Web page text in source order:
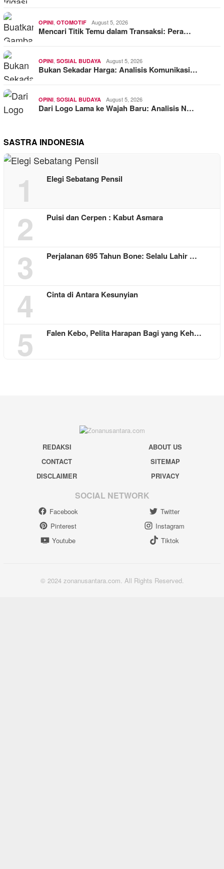
OPINI, OTOMOTIF August 5, 2026
Mencari Titik Temu dalam Transaksi: Pera…
OPINI, SOSIAL BUDAYA August 5, 2026
Bukan Sekadar Harga: Analisis Komunikasi…
OPINI, SOSIAL BUDAYA August 5, 2026
Dari Logo Lama ke Wajah Baru: Analisis N…
SASTRA INDONESIA
1 Elegi Sebatang Pensil
2 Puisi dan Cerpen : Kabut Asmara
3 Perjalanan 695 Tahun Bone: Selalu Lahir …
4 Cinta di Antara Kesunyian
5 Falen Kebo, Pelita Harapan Bagi yang Keh…
REDAKSI
ABOUT US
CONTACT
SITEMAP
DISCLAIMER
PRIVACY
SOCIAL NETWORK
Facebook
Twitter
Pinterest
Instagram
Youtube
Tiktok
© 2024 zonanusantara.com. All Rights Reserved.